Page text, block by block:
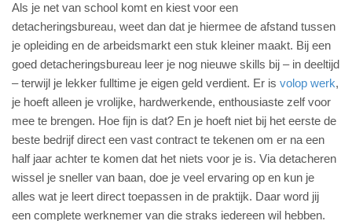
Als je net van school komt en kiest voor een
detacheringsbureau, weet dan dat je hiermee de afstand tussen
je opleiding en de arbeidsmarkt een stuk kleiner maakt. Bij een
goed detacheringsbureau leer je nog nieuwe skills bij – in deeltijd
– terwijl je lekker fulltime je eigen geld verdient. Er is volop werk,
je hoeft alleen je vrolijke, hardwerkende, enthousiaste zelf voor
mee te brengen. Hoe fijn is dat? En je hoeft niet bij het eerste de
beste bedrijf direct een vast contract te tekenen om er na een
half jaar achter te komen dat het niets voor je is. Via detacheren
wissel je sneller van baan, doe je veel ervaring op en kun je
alles wat je leert direct toepassen in de praktijk. Daar word jij
een complete werknemer van die straks iedereen wil hebben.